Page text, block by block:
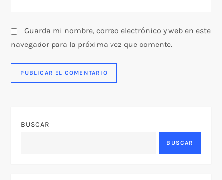
Guarda mi nombre, correo electrónico y web en este
navegador para la próxima vez que comente.
BUSCAR
BUSCAR